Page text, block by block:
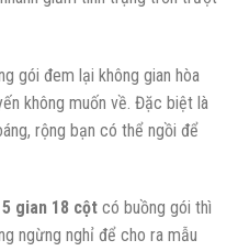
gói đem lại không gian hòa
không muốn về. Đặc biệt là
rộng bạn có thể ngồi để
gian 18 cột có buồng gói thì
ngừng nghỉ để cho ra mẫu